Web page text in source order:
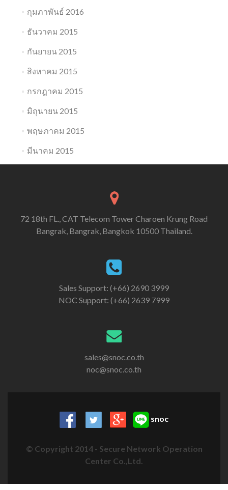
กุมภาพันธ์ 2016
ธันวาคม 2015
กันยายน 2015
สิงหาคม 2015
กรกฎาคม 2015
มิถุนายน 2015
พฤษภาคม 2015
มีนาคม 2015
72 18th FL., CAT Telecom Tower Charoen Krung Road
Bangrak, Bangrak, Bangkok 10500 Thailand.
Sales Support: (+66) 2690 3999
NOC Support: (+66) 2639 7999
sales@snoc.co.th
noc@snoc.co.th
snoc
© Copyright 2014 - Secure Network Operation
Center Co.,Ltd.